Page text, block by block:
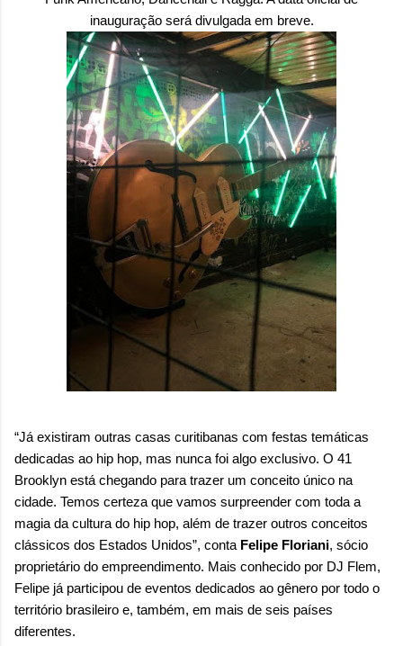
inauguração será divulgada em breve.
“Já existiram outras casas curitibanas com festas temáticas
dedicadas ao hip hop, mas nunca foi algo exclusivo. O 41
Brooklyn está chegando para trazer um conceito único na
cidade. Temos certeza que vamos surpreender com toda a
magia da cultura do hip hop, além de trazer outros conceitos
clássicos dos Estados Unidos”, conta Felipe Floriani, sócio
proprietário do empreendimento. Mais conhecido por DJ Flem,
Felipe já participou de eventos dedicados ao gênero por todo o
território brasileiro e, também, em mais de seis países
diferentes.